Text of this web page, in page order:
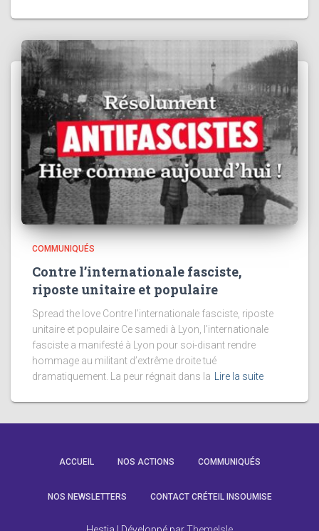
COMMUNIQUÉS
Contre l’internationale fasciste,
riposte unitaire et populaire
Spread the love Contre l’internationale fasciste, riposte
unitaire et populaire Ce samedi à Lyon, l’internationale
fasciste a manifesté à Lyon pour soi-disant rendre
hommage au militant d’extrême droite tué
dramatiquement. La peur régnait dans la
Lire la suite
ACCUEIL NOS ACTIONS COMMUNIQUÉS
NOS NEWSLETTERS CONTACT CRÉTEIL INSOUMISE